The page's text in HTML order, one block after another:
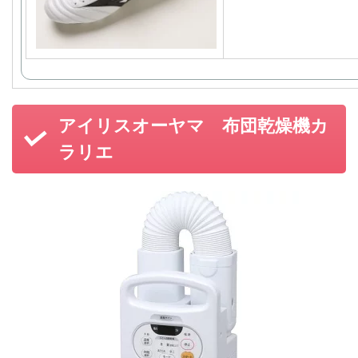
アイリスオーヤマ 布団乾燥機カ
ラリエ